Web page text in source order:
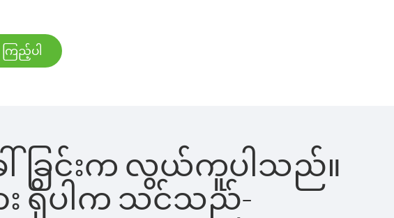
ြည့်ပါ
ေါ်ခြင်းက လွယ်ကူပါသည်။
း ရှိပါက သင်သည်-